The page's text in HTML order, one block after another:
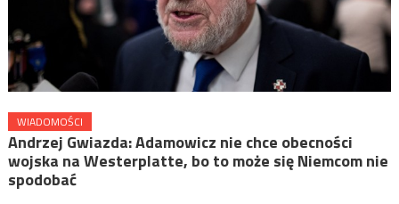
WIADOMOŚCI
Andrzej Gwiazda: Adamowicz nie chce obecności
wojska na Westerplatte, bo to może się Niemcom nie
spodobać